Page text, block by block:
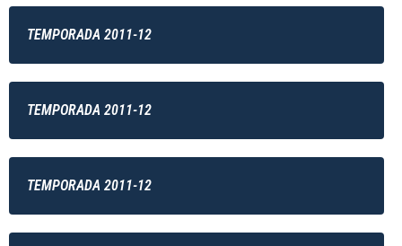
TEMPORADA 2011-12
TEMPORADA 2011-12
TEMPORADA 2011-12